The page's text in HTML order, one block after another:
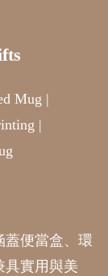
Mug |
|
蓋便當盒、環
具實用與美